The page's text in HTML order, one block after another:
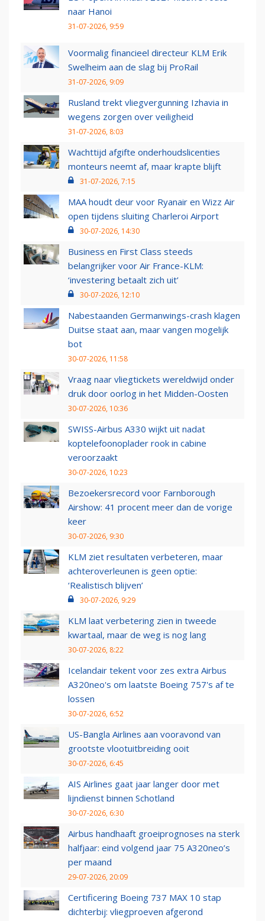
naar Hanoi
31-07-2026, 9:59
Voormalig financieel directeur KLM Erik
Swelheim aan de slag bij ProRail
31-07-2026, 9:09
Rusland trekt vliegvergunning Izhavia in
wegens zorgen over veiligheid
31-07-2026, 8:03
Wachttijd afgifte onderhoudslicenties
monteurs neemt af, maar krapte blijft
31-07-2026, 7:15
MAA houdt deur voor Ryanair en Wizz Air
open tijdens sluiting Charleroi Airport
30-07-2026, 14:30
Business en First Class steeds
belangrijker voor Air France-KLM:
‘investering betaalt zich uit’
30-07-2026, 12:10
Nabestaanden Germanwings-crash klagen
Duitse staat aan, maar vangen mogelijk
bot
30-07-2026, 11:58
Vraag naar vliegtickets wereldwijd onder
druk door oorlog in het Midden-Oosten
30-07-2026, 10:36
SWISS-Airbus A330 wijkt uit nadat
koptelefoonoplader rook in cabine
veroorzaakt
30-07-2026, 10:23
Bezoekersrecord voor Farnborough
Airshow: 41 procent meer dan de vorige
keer
30-07-2026, 9:30
KLM ziet resultaten verbeteren, maar
achteroverleunen is geen optie:
‘Realistisch blijven’
30-07-2026, 9:29
KLM laat verbetering zien in tweede
kwartaal, maar de weg is nog lang
30-07-2026, 8:22
Icelandair tekent voor zes extra Airbus
A320neo's om laatste Boeing 757's af te
lossen
30-07-2026, 6:52
US-Bangla Airlines aan vooravond van
grootste vlootuitbreiding ooit
30-07-2026, 6:45
AIS Airlines gaat jaar langer door met
lijndienst binnen Schotland
30-07-2026, 6:30
Airbus handhaaft groeiprognoses na sterk
halfjaar: eind volgend jaar 75 A320neo’s
per maand
29-07-2026, 20:09
Certificering Boeing 737 MAX 10 stap
dichterbij: vliegproeven afgerond